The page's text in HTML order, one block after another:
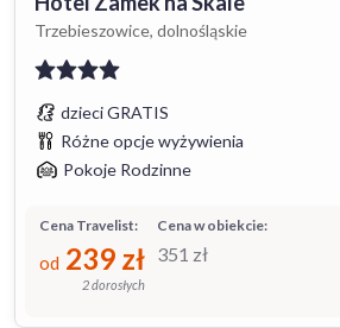
Trzebieszowice, dolnośląskie
dzieci GRATIS
Różne opcje wyżywienia
Pokoje Rodzinne
Cena w obiekcie:
351 zł
Cena Travelist:
od 239 zł
2 dorosłych